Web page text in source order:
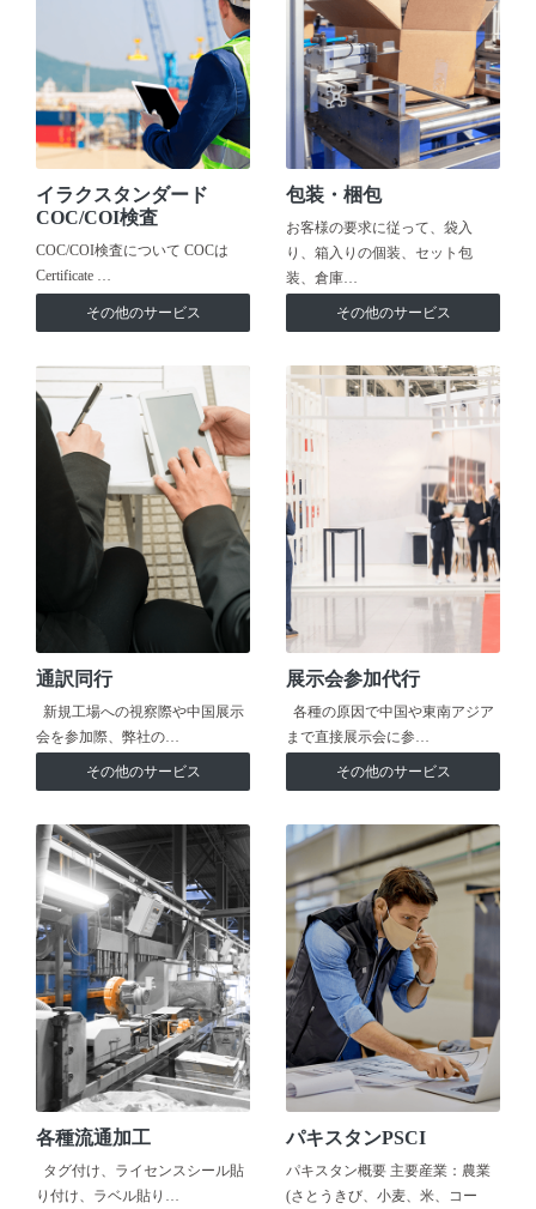
イラクスタンダード
COC/COI検査
COC/COI検査について COCは
Certificate …
その他のサービス
包装・梱包
お客様の要求に従って、袋入
り、箱入りの個装、セット包
装、倉庫…
その他のサービス
通訳同行
新規工場への視察際や中国展示
会を参加際、弊社の…
その他のサービス
展示会参加代行
各種の原因で中国や東南アジア
まで直接展示会に参…
その他のサービス
各種流通加工
タグ付け、ライセンスシール貼
り付け、ラベル貼り…
パキスタンPSCI
パキスタン概要 主要産業：農業
(さとうきび、小麦、米、コー